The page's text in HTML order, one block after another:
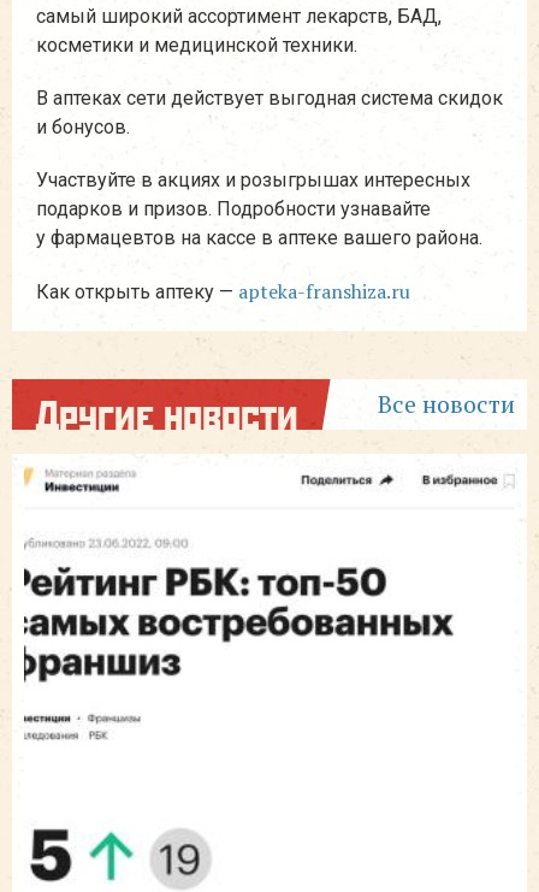
самый широкий ассортимент лекарств, БАД,
косметики и медицинской техники.
В аптеках сети действует выгодная система скидок
и бонусов.
Участвуйте в акциях и розыгрышах интересных
подарков и призов. Подробности узнавайте
у фармацевтов на кассе в аптеке вашего района.
Как открыть аптеку — apteka-franshiza.ru
Другие новости Все новости